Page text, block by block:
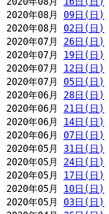
2020年08月 09日(日)
2020年08月 02日(日)
2020年07月 26日(日)
2020年07月 19日(日)
2020年07月 12日(日)
2020年07月 05日(日)
2020年06月 28日(日)
2020年06月 21日(日)
2020年06月 14日(日)
2020年06月 07日(日)
2020年05月 31日(日)
2020年05月 24日(日)
2020年05月 17日(日)
2020年05月 10日(日)
2020年05月 03日(日)